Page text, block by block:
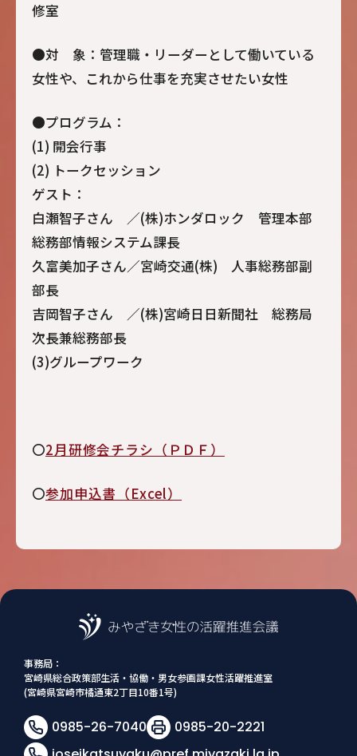
修室
●対 象：管理職・リーダーとして働いている
女性や、これから仕事を充実させたい女性
●プログラム：
(1) 開会行事
(2) トークセッション
ゲスト：
白瀬智子さん ／(株)ホンダロック 管理本部
総務部情報システム課長
久富美加子さん／宮崎交通(株) 人事総務部副
部長
吉岡智子さん ／(株)宮崎日日新聞社 総務局
次長兼総務部長
(3)グループワーク
〇2月研修会チラシ（ＰＤＦ）
〇参加申込書（Excel）
事務局：
宮崎県総合政策部生活・協働・男女参画課女性活躍推進室
(宮崎県宮崎市橘通東2丁目10番1号)
0985-26-7040
0985-20-2221